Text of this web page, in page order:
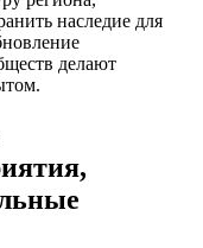
наследие для
делают